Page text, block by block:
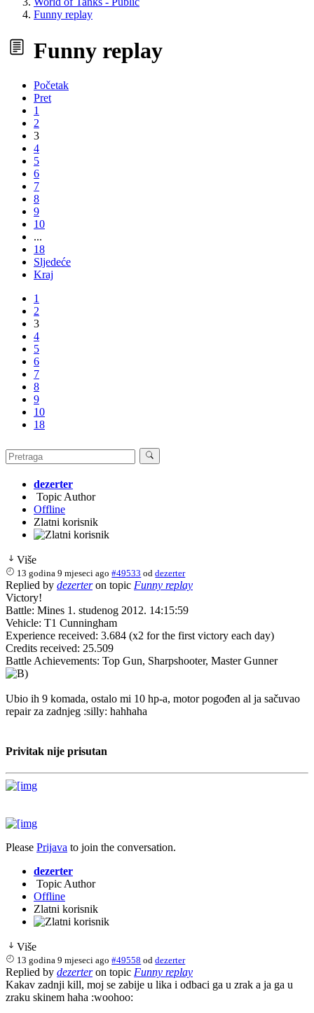
Funny replay
Funny replay
Početak
Pret
1
2
3
4
5
6
7
8
9
10
...
18
Sljedeće
Kraj
1
2
3
4
5
6
7
8
9
10
18
dezerter
Topic Author
Offline
Zlatni korisnik
Više
13 godina 9 mjeseci ago #49533 oddezerter
Replied by dezerteron topic Funny replay
Victory!
Battle: Mines 1. studenog 2012. 14:15:59
Vehicle: T1 Cunningham
Experience received: 3.684 (x2 for the first victory each day)
Credits received: 25.509
Battle Achievements: Top Gun, Sharpshooter, Master Gunner
Ubio ih 9 komada, ostalo mi 10 hp-a, motor pogođen al ja sačuvao
repair za zadnjeg :silly: hahhaha
Privitak nije prisutan
Please Prijava to join the conversation.
dezerter
Topic Author
Offline
Zlatni korisnik
Više
13 godina 9 mjeseci ago #49558 oddezerter
Replied by dezerteron topic Funny replay
Kakav zadnji kill, moj se zabije u lika i odbaci ga u zrak a ja ga u
zraku skinem haha :woohoo: